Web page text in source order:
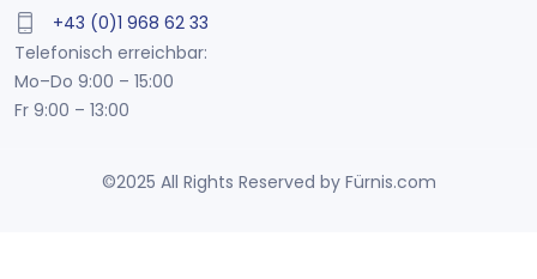
+43 (0)1 968 62 33
Telefonisch erreichbar:
Mo–Do 9:00 – 15:00
Fr 9:00 – 13:00
©2025 All Rights Reserved by Fürnis.com